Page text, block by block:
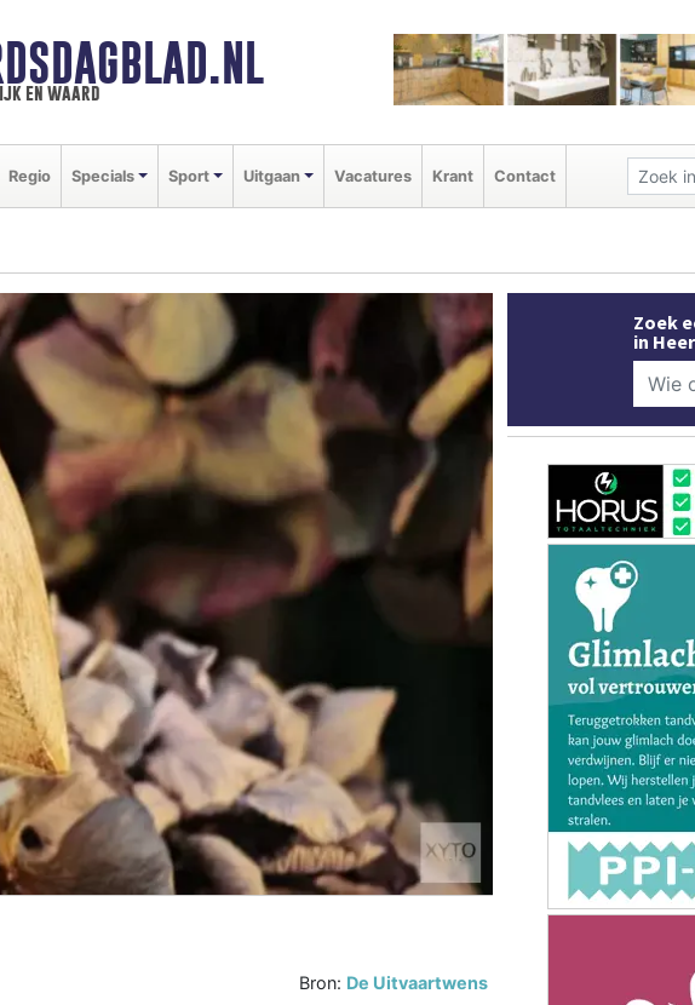
en waard
Regio Specials Sport Uitgaan Vacatures Krant Contact
Bron: De Uitvaartwens
Zoek
in